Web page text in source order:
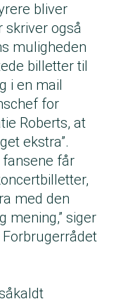
bliver
skriver også
muligheden
billetter til
i en mail
for
Roberts, at
ekstra”.
fansene får
med den
mening,” siger